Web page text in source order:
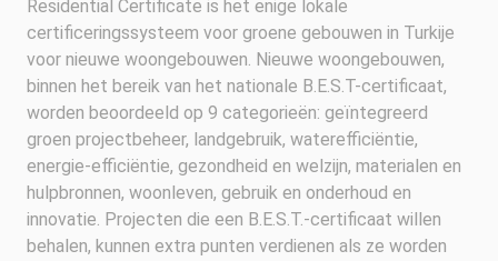
Residential Certificate is het enige lokale
certificeringssysteem voor groene gebouwen in Turkije
voor nieuwe woongebouwen. Nieuwe woongebouwen,
binnen het bereik van het nationale B.E.S.T-certificaat,
worden beoordeeld op 9 categorieën: geïntegreerd
groen projectbeheer, landgebruik, waterefficiëntie,
energie-efficiëntie, gezondheid en welzijn, materialen en
hulpbronnen, woonleven, gebruik en onderhoud en
innovatie. Projecten die een B.E.S.T.-certificaat willen
behalen, kunnen extra punten verdienen als ze worden